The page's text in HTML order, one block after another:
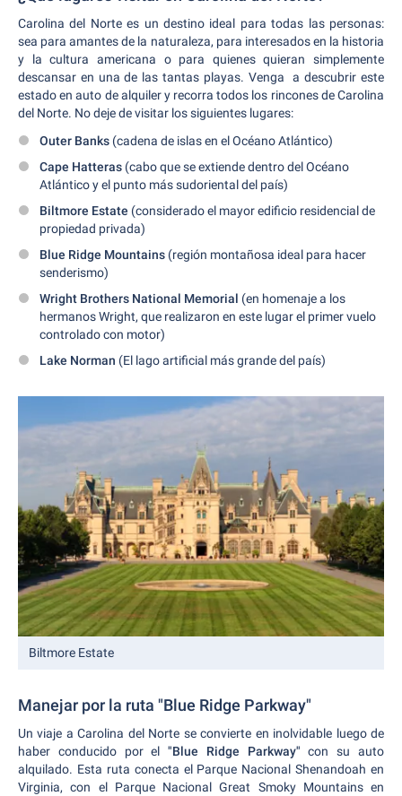
Carolina del Norte es un destino ideal para todas las personas:
sea para amantes de la naturaleza, para interesados en la historia
y la cultura americana o para quienes quieran simplemente
descansar en una de las tantas playas. Venga a descubrir este
estado en auto de alquiler y recorra todos los rincones de Carolina
del Norte. No deje de visitar los siguientes lugares:
Outer Banks (cadena de islas en el Océano Atlántico)
Cape Hatteras (cabo que se extiende dentro del Océano
Atlántico y el punto más sudoriental del país)
Biltmore Estate (considerado el mayor edificio residencial de
propiedad privada)
Blue Ridge Mountains (región montañosa ideal para hacer
senderismo)
Wright Brothers National Memorial (en homenaje a los
hermanos Wright, que realizaron en este lugar el primer vuelo
controlado con motor)
Lake Norman (El lago artificial más grande del país)
Biltmore Estate
Manejar por la ruta "Blue Ridge Parkway"
Un viaje a Carolina del Norte se convierte en inolvidable luego de
haber conducido por el"Blue Ridge Parkway" con su auto
alquilado. Esta ruta conecta el Parque Nacional Shenandoah en
Virginia, con el Parque Nacional Great Smoky Mountains en